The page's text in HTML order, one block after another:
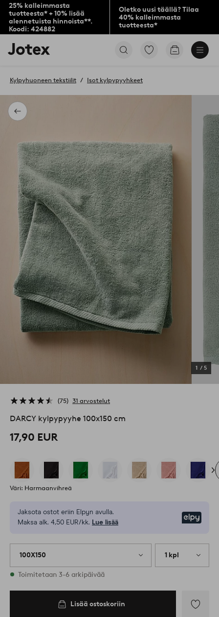
25% kalleimmasta
tuotteesta* + 10% lisää
alennetuista hinnoista**.
Koodi: 424882
Oletko uusi täällä? Tilaa
40% kalleimmasta
tuotteesta*
Jotex-
logo
aloitussivulle
Siirry
Siirry
Takaisin
Kylpyhuoneen tekstiilit Isot kylpypyyhkeet
1 / 5
75 31 arvostelut
DARCY kylpypyyhe 100x150 cm
17,90 EUR
Väri: Harmaanvihreä
Jaksota ostot eriin Elpyn avulla.
Maksa alk. 4,50 EUR/kk. Lue lisää
100X150 1 kpl
Varastossa
Toimitetaan 3-6 arkipäivää
Lisää ostoskoriin